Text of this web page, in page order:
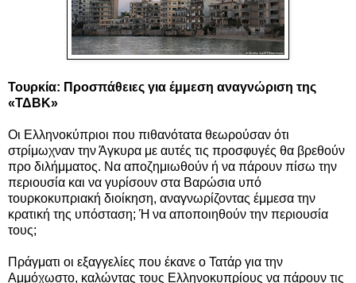
Τουρκία: Προσπάθειες για έμμεση αναγνώριση της
«ΤΔΒΚ»
Οι Ελληνοκύπριοι που πιθανότατα θεωρούσαν ότι
στρίμωχναν την Άγκυρα με αυτές τις προσφυγές θα βρεθούν
προ διλήμματος. Να αποζημιωθούν ή να πάρουν πίσω την
περιουσία και να γυρίσουν στα Βαρώσια υπό
τουρκοκυπριακή διοίκηση, αναγνωρίζοντας έμμεσα την
κρατική της υπόσταση; Ή να αποποιηθούν την περιουσία
τους;
Πράγματι οι εξαγγελίες που έκανε ο Τατάρ για την
Αμμόχωστο, καλώντας τους Ελληνοκυπρίους να πάρουν τις